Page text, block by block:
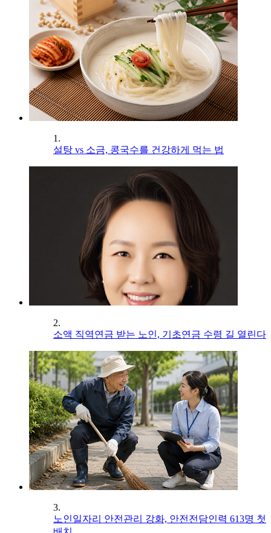
1.
설탕 vs 소금, 콩국수를 건강하게 먹는 법
2.
소액 직역연금 받는 노인, 기초연금 수령 길 열린다
3.
노인일자리 안전관리 강화, 안전전담인력 613명 첫